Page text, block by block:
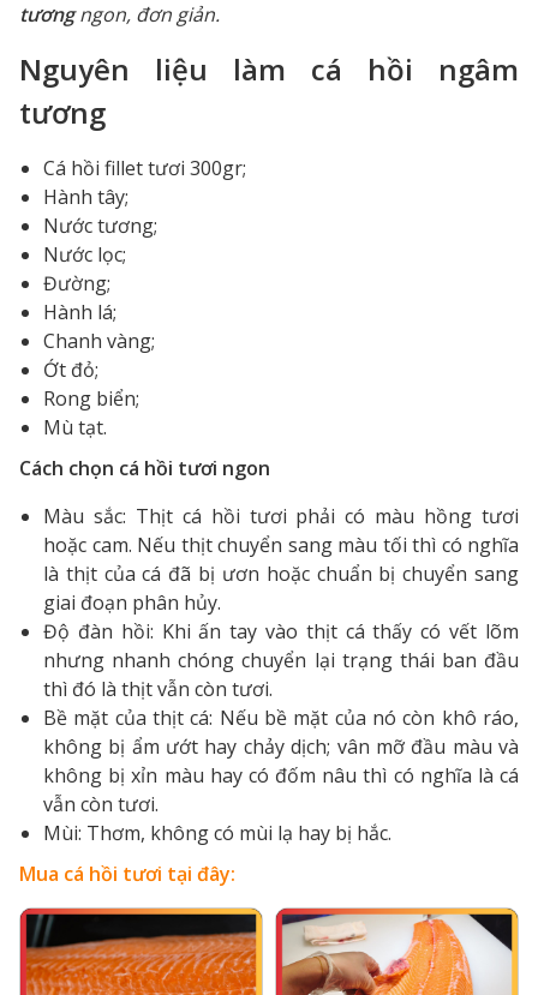
tươngngon, đơn giản.
Nguyên liệu làm cá hồi ngâm
tương
Cá hồi fillet tươi 300gr;
Hành tây;
Nước tương;
Nước lọc;
Đường;
Hành lá;
Chanh vàng;
Ớt đỏ;
Rong biển;
Mù tạt.
Cách chọn cá hồi tươi ngon
Màu sắc: Thịt cá hồi tươi phải có màu hồng tươi
hoặc cam. Nếu thịt chuyển sang màu tối thì có nghĩa
là thịt của cá đã bị ươn hoặc chuẩn bị chuyển sang
giai đoạn phân hủy.
Độ đàn hồi: Khi ấn tay vào thịt cá thấy có vết lõm
nhưng nhanh chóng chuyển lại trạng thái ban đầu
thì đó là thịt vẫn còn tươi.
Bề mặt của thịt cá: Nếu bề mặt của nó còn khô ráo,
không bị ẩm ướt hay chảy dịch; vân mỡ đầu màu và
không bị xỉn màu hay có đốm nâu thì có nghĩa là cá
vẫn còn tươi.
Mùi: Thơm, không có mùi lạ hay bị hắc.
Mua cá hồi tươi tại đây: